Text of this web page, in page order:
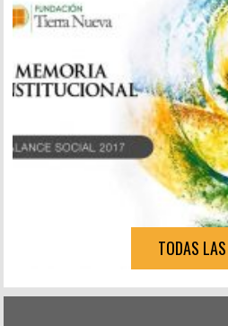
TODAS